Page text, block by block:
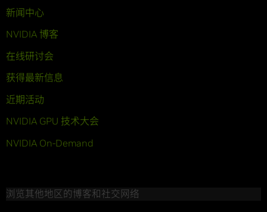
新闻中心
NVIDIA 博客
在线研讨会
获得最新信息
近期活动
NVIDIA GPU 技术大会
NVIDIA On-Demand
浏览其他地区的博客和社交网络